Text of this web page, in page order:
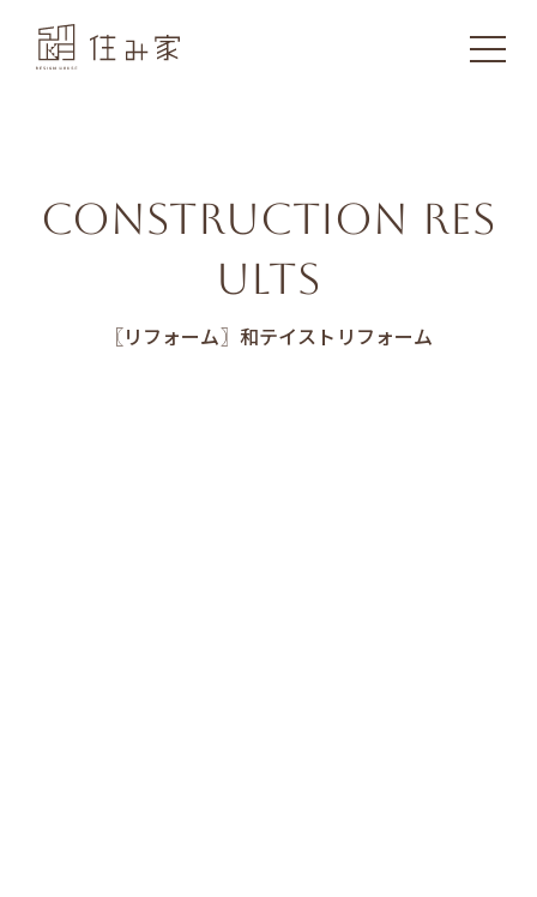
CONSTRUCTION RES
ULTS
〖リフォーム〗和テイストリフォーム